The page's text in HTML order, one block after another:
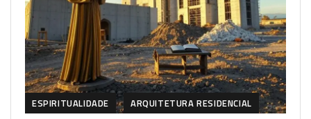
ESPIRITUALIDADE ARQUITETURA RESIDENCIAL